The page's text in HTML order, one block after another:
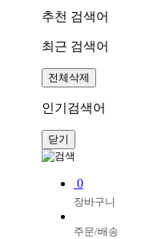
추천 검색어
최근 검색어
전체삭제
인기검색어
닫기
0
장바구니
주문/배송